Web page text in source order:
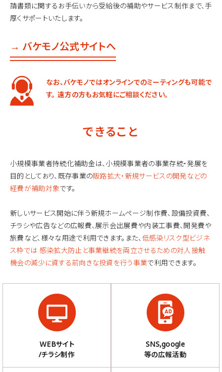
請書類に関するお手伝いから受給後の補助やサービス制作まで、手
厚くサポートいたします。
→ バケモノ公式サイトへ
なお、バケモノではオンラインでのミーティングも可能で
す。 遠方の方もお気軽にご相談ください。
できること
小規模事業者持続化補助金は、小規模事業者の事業存続・発展を
目的としており、既存事業の販路拡大・新規サービスの開発などの
経費が補助対象です。
新しいサービス開始に伴う新規ホームページ制作費、設備投資費、
チラシや広告などの広報費、展示会出展費や内装工事費、開発費や
旅費など、様々な用途で利用できます。また、 低感染リスク型ビジネ
ス枠では 感染拡大防止と事業継続を両立させるための対人接触
機会の減少に資する前向きな投資を行う事業で利用できます。
ＷEBサイト
/チラシ制作
SNS,google
等の広報活動